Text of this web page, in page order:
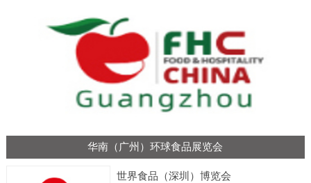
华南（广州）环球食品展览会
世界食品（深圳）博览会